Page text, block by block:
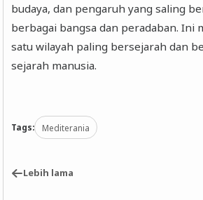
budaya, dan pengaruh yang saling
berbagai bangsa dan peradaban. Ini
satu wilayah paling bersejarah dan
sejarah manusia.
Tags: Mediterania
Lebih lama